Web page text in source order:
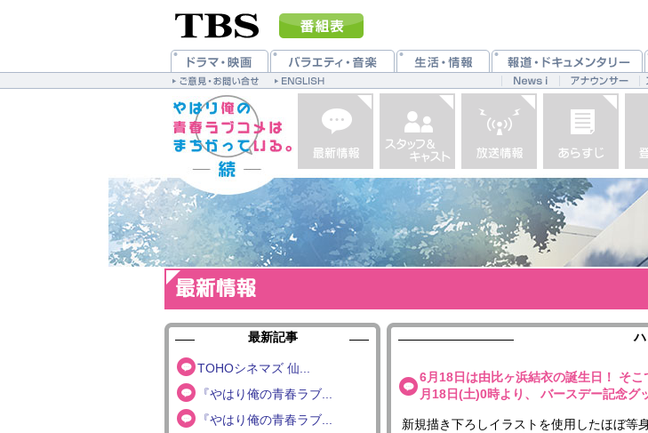
6月18日は由比ヶ浜結衣の誕生日！ そ
月18日(土)0時より、 バースデー記念グ
新規描き下ろしイラストを使用したほぼ等
最新記事
TOHOシネマズ 仙...
『やはり俺の青春ラブ...
『やはり俺の青春ラブ...